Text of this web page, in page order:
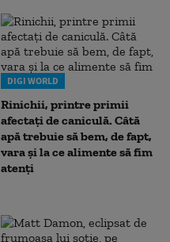
DIGI WORLD
Rinichii, printre primii
afectați de caniculă. Câtă
apă trebuie să bem, de fapt,
vara și la ce alimente să fim
atenți